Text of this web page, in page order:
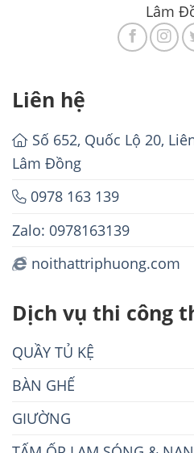
Lâm
Liên hệ
Số 652, Quốc Lộ 20,
Lâm Đồng
0978 163 139
Zalo: 0978163139
noithattriphuong.com
Dịch vụ thi công
QUẦY TỦ KỆ
BÀN GHẾ
GIƯỜNG